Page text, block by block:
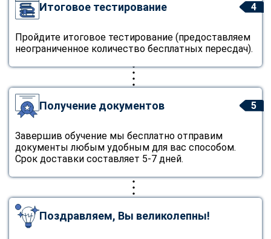
4
Итоговое тестирование
Пройдите итоговое тестирование (предоставляем
неограниченное количество бесплатных пересдач).
5
Получение документов
Завершив обучение мы бесплатно отправим
документы любым удобным для вас способом.
Срок доставки составляет 5-7 дней.
Поздравляем, Вы великолепны!